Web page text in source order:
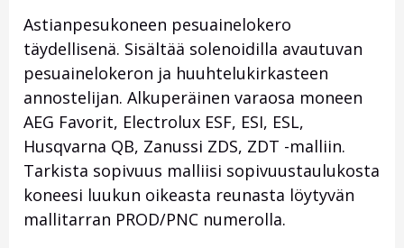
Astianpesukoneen pesuainelokero
täydellisenä. Sisältää solenoidilla avautuvan
pesuainelokeron ja huuhtelukirkasteen
annostelijan. Alkuperäinen varaosa moneen
AEG Favorit, Electrolux ESF, ESI, ESL,
Husqvarna QB, Zanussi ZDS, ZDT -malliin.
Tarkista sopivuus malliisi sopivuustaulukosta
koneesi luukun oikeasta reunasta löytyvän
mallitarran PROD/PNC numerolla.